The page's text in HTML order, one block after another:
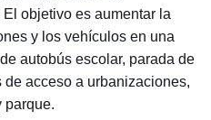
objetivo es aumentar la
y los vehículos en una
autobús escolar, parada de
acceso a urbanizaciones,
parque.